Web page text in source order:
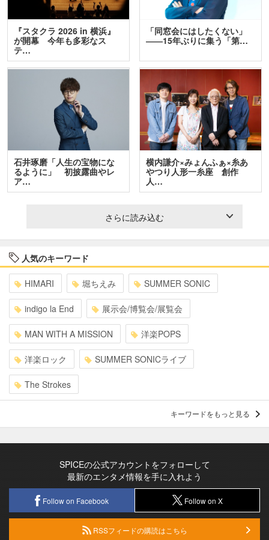
『スタクラ 2026 in 横浜』
が開幕 今年も多彩なス
テ…
「同窓会にはしたくない」
――15年ぶりに集う「第…
石井琢磨「人生の宝物にな
るように」 初披露曲やレ
ア…
横内謙介×みょんふぁ×糸あ
やつり人形一糸座 創作
人…
さらに読み込む
人気のキーワード
HIMARI 堀ちえみ SUMMER SONIC
indigo la End 展示会/博覧会/展覧会
MAN WITH A MISSION 洋楽POPS
洋楽ロック SUMMER SONICライブ
The Strokes
キーワードをもっと見る
SPICEの公式アカウントをフォローして
最新のエンタメ情報を手に入れよう
Follow on Facebook Follow on X
RSSフィードの購読はこちら